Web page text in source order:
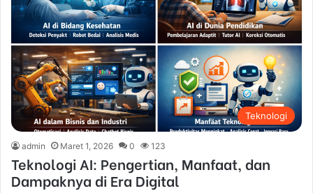
Teknologi
admin Maret 1, 2026 0 123
Teknologi AI: Pengertian, Manfaat, dan
Dampaknya di Era Digital